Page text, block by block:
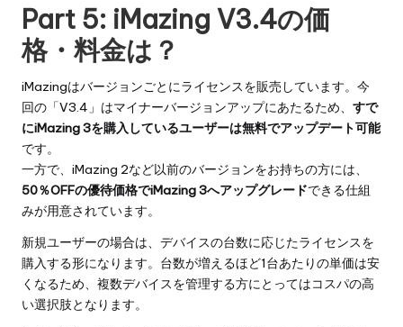
Part 5: iMazing V3.4の価
格・料金は？
iMazingはバージョンごとにライセンスを販売しています。今
回の「V3.4」はマイナーバージョンアップにあたるため、 すで
にiMazing 3を購入しているユーザーは無料でアップデート可能
です。
一方で、iMazing 2など以前のバージョンをお持ちの方には、
50％OFFの優待価格でiMazing 3へアップグレードできる仕組
みが用意されています。
新規ユーザーの場合は、デバイスの台数に応じたライセンスを
購入する形になります。台数が増えるほど1台あたりの単価は安
くなるため、複数デバイスを管理する方にとってはコスパの高
い選択肢となります。